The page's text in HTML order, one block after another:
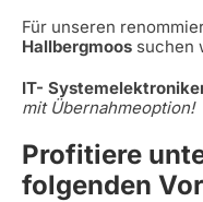
Für unseren
Hallbergmoos suchen
IT-
mit Übernahmeoption!
Profitiere
folgenden